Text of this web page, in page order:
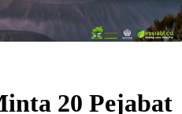
20 Pejabat